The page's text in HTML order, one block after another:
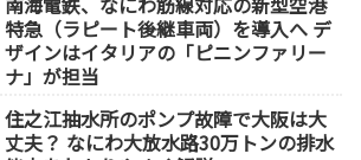
特急（ラピート後継車両）を導入へ デ
ザインはイタリアの「ピニンファリー
ナ」が担当
住之江抽水所のポンプ故障で大阪は大
丈夫？ なにわ大放水路30万トンの排水